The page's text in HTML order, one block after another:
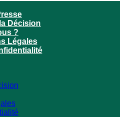
Décision
?
Légales